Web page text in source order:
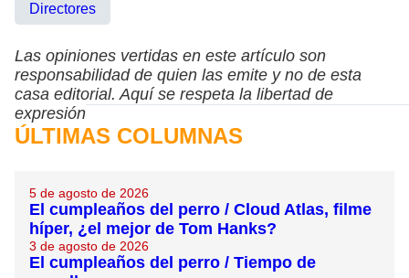
Directores
Las opiniones vertidas en este artículo son
responsabilidad de quien las emite y no de esta
casa editorial. Aquí se respeta la libertad de
expresión
ÚLTIMAS COLUMNAS
5 de agosto de 2026
El cumpleaños del perro / Cloud Atlas, filme
híper, ¿el mejor de Tom Hanks?
3 de agosto de 2026
El cumpleaños del perro / Tiempo de